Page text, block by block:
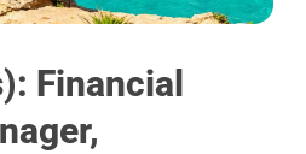
Financial